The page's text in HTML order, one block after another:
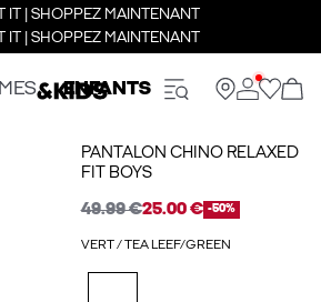
IT | SHOPPEZ MAINTENANT
IT | SHOPPEZ MAINTENANT
ENFANTS
PANTALON CHINO RELAXED
FIT BOYS
49.99 €25.00 € -50%
VERT / TEA LEEF/GREEN